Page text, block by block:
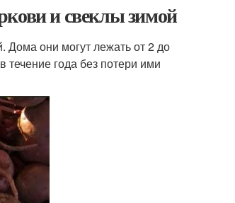
и свеклы зимой
Дома они могут лежать от 2 до
года без потери ими